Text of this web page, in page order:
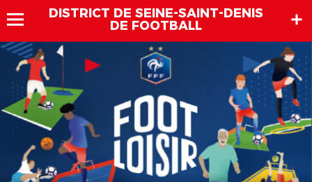
DISTRICT DE SEINE-SAINT-DENIS
DE FOOTBALL